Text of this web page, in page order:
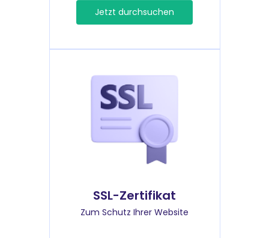
Jetzt durchsuchen
SSL-Zertifikat
Zum Schutz Ihrer Website